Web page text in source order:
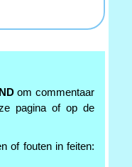
om commentaar
pagina of op de
of fouten in feiten: